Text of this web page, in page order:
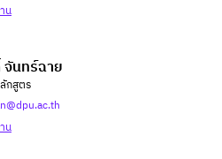
น
นทร์ฉาย
กสูตร
น